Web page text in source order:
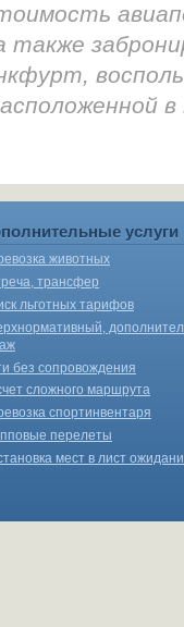
также
услуги
животных
трансфер
льготных тарифов
без сопровождения
сложного маршрута
спортинвентаря
перелеты
мест в лист